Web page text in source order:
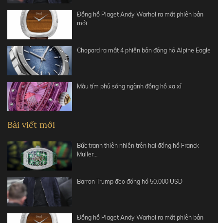
Đồng hồ Piaget Andy Warhol ra mắt phiên bản
mới
Chopard ra mắt 4 phiên bản đồng hồ Alpine Eagle
Màu tím phủ sóng ngành đồng hồ xa xỉ
Bài viết mới
Bức tranh thiên nhiên trên hai đồng hồ Franck
Muller…
Barron Trump đeo đồng hồ 50.000 USD
Đồng hồ Piaget Andy Warhol ra mắt phiên bản